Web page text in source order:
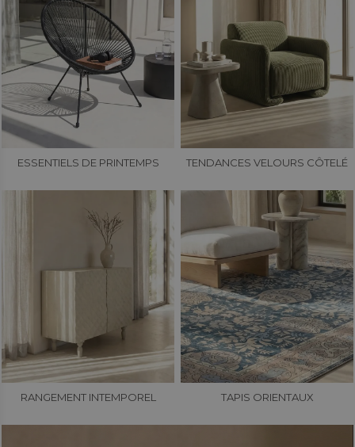
ESSENTIELS DE PRINTEMPS TENDANCES VELOURS CÔTELÉ
RANGEMENT INTEMPOREL TAPIS ORIENTAUX